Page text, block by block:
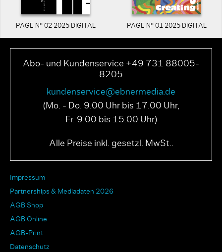
PAGE N° 02 2025 DIGITAL PAGE N° 01 2025 DIGITAL
Abo- und Kundenservice +49 731 88005-
8205
kundenservice@ebnermedia.de
(Mo. - Do. 9.00 Uhr bis 17.00 Uhr,
Fr. 9.00 bis 15.00 Uhr)
Alle Preise inkl. gesetzl. MwSt..
Impressum
Partnerships & Mediadaten 2026
AGB Shop
AGB Online
AGB-Print
Datenschutz